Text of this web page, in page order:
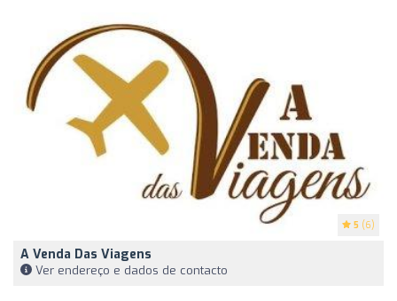
5 (6)
A Venda Das Viagens
Ver endereço e dados de contacto